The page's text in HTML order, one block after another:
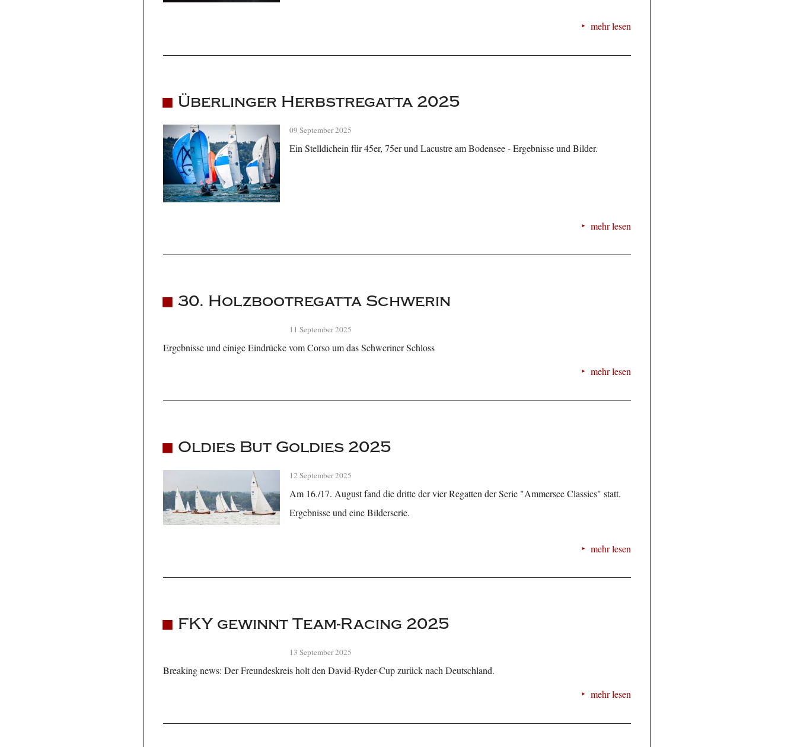
mehr lesen
Überlinger Herbstregatta 2025
09 September 2025
Ein Stelldichein für 45er, 75er und Lacustre am Bodensee - Ergebnisse und Bilder.
mehr lesen
30. Holzbootregatta Schwerin
11 September 2025
Ergebnisse und einige Eindrücke vom Corso um das Schweriner Schloss
mehr lesen
Oldies But Goldies 2025
12 September 2025
Am 16./17. August fand die dritte der vier Regatten der Serie "Ammersee Classics" statt.
Ergebnisse und eine Bilderserie.
mehr lesen
FKY gewinnt Team-Racing 2025
13 September 2025
Breaking news: Der Freundeskreis holt den David-Ryder-Cup zurück nach Deutschland.
mehr lesen